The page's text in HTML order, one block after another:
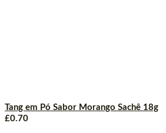
Tang em Pó Sabor Morango Sachê 18g
£0.70